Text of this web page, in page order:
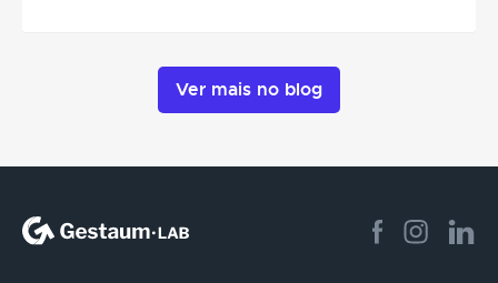
Ver mais no blog